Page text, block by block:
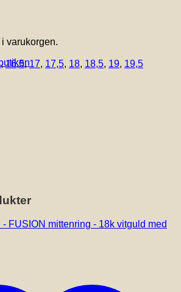
i varukorgen.
,16,5,17, 17,5, 18, 18,5, 19, 19,5